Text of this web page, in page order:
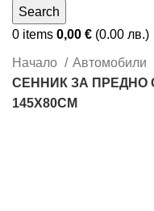
Search
0 items 0,00 € (0.00 лв.)
Начало Автомобили
СЕННИК ЗА ПРЕДНО
145Х80СМ